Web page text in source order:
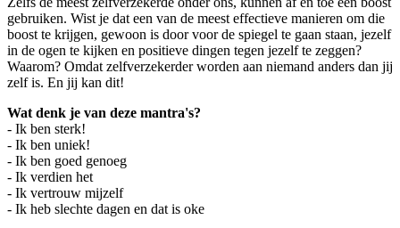
gebruiken. Wist je dat een van de meest effectieve manieren om die
boost te krijgen, gewoon is door voor de spiegel te gaan staan, jezelf
in de ogen te kijken en positieve dingen tegen jezelf te zeggen?
Waarom? Omdat zelfverzekerder worden aan niemand anders dan jij
zelf is. En jij kan dit!
Wat denk je van deze mantra's?
- Ik ben sterk!
- Ik ben uniek!
- Ik ben goed genoeg
- Ik verdien het
- Ik vertrouw mijzelf
- Ik heb slechte dagen en dat is oke